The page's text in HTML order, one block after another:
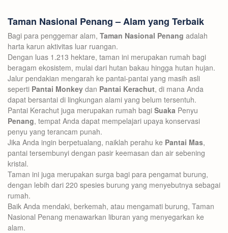
Taman Nasional Penang – Alam yang Terbaik
Bagi para penggemar alam, Taman Nasional Penang adalah
harta karun aktivitas luar ruangan.
Dengan luas 1.213 hektare, taman ini merupakan rumah bagi
beragam ekosistem, mulai dari hutan bakau hingga hutan hujan.
Jalur pendakian mengarah ke pantai-pantai yang masih asli
seperti Pantai Monkey dan Pantai Kerachut, di mana Anda
dapat bersantai di lingkungan alami yang belum tersentuh.
Pantai Kerachut juga merupakan rumah bagi Suaka Penyu
Penang, tempat Anda dapat mempelajari upaya konservasi
penyu yang terancam punah.
Jika Anda ingin berpetualang, naiklah perahu ke Pantai Mas,
pantai tersembunyi dengan pasir keemasan dan air sebening
kristal.
Taman ini juga merupakan surga bagi para pengamat burung,
dengan lebih dari 220 spesies burung yang menyebutnya sebagai
rumah.
Baik Anda mendaki, berkemah, atau mengamati burung, Taman
Nasional Penang menawarkan liburan yang menyegarkan ke
alam.